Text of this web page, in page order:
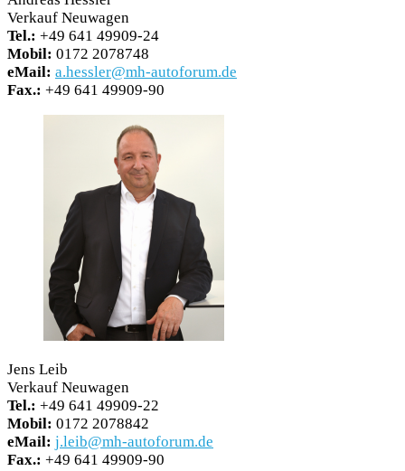
Verkauf Neuwagen
Tel.: +49 641 49909-24
Mobil: 0172 2078748
eMail: a.hessler@mh-autoforum.de
Fax.: +49 641 49909-90
Jens Leib
Verkauf Neuwagen
Tel.: +49 641 49909-22
Mobil: 0172 2078842
eMail: j.leib@mh-autoforum.de
Fax.: +49 641 49909-90